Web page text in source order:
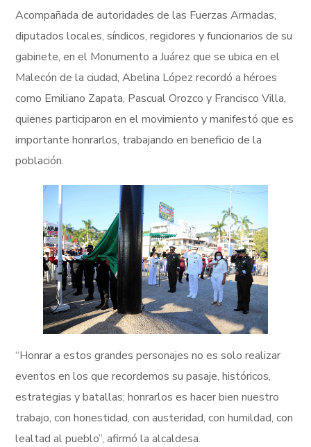
Acompañada de autoridades de las Fuerzas Armadas,
diputados locales, síndicos, regidores y funcionarios de su
gabinete, en el Monumento a Juárez que se ubica en el
Malecón de la ciudad, Abelina López recordó a héroes
como Emiliano Zapata, Pascual Orozco y Francisco Villa,
quienes participaron en el movimiento y manifestó que es
importante honrarlos, trabajando en beneficio de la
población.
“Honrar a estos grandes personajes no es solo realizar
eventos en los que recordemos su pasaje, históricos,
estrategias y batallas; honrarlos es hacer bien nuestro
trabajo, con honestidad, con austeridad, con humildad, con
lealtad al pueblo”, afirmó la alcaldesa.